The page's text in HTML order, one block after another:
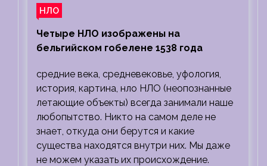
НЛО
Четыре НЛО изображены на
бельгийском гобелене 1538 года
средние века, средневековье, уфология,
история, картина, нло НЛО (неопознанные
летающие объекты) всегда занимали наше
любопытство. Никто на самом деле не
знает, откуда они берутся и какие
существа находятся внутри них. Мы даже
не можем указать их происхождение.